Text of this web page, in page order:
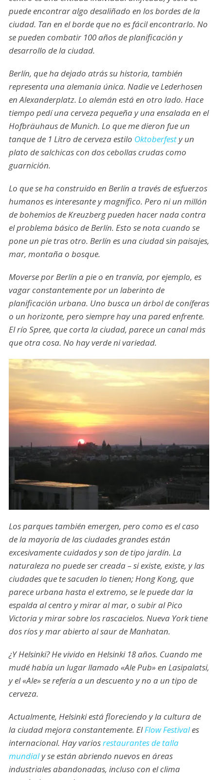
puede encontrar algo desaliñado en los bordes de la
ciudad. Tan en el borde que no es fácil encontrarlo. No
se pueden combatir 100 años de planificación y
desarrollo de la ciudad.
Berlín, que ha dejado atrás su historia, también
representa una alemania única. Nadie ve Lederhosen
en Alexanderplatz. Lo alemán está en otro lado. Hace
tiempo pedí una cerveza pequeña y una ensalada en el
Hofbräuhaus de Munich. Lo que me dieron fue un
tanque de 1 Litro de cerveza estilo Oktoberfesty un
plato de salchicas con dos cebollas crudas como
guarnición.
Lo que se ha construido en Berlín a través de esfuerzos
humanos es interesante y magnífico. Pero ni un millón
de bohemios de Kreuzberg pueden hacer nada contra
el problema básico de Berlín. Esto se nota cuando se
pone un pie tras otro. Berlín es una ciudad sin paisajes,
mar, montaña o bosque.
Moverse por Berlín a pie o en tranvía, por ejemplo, es
vagar constantemente por un laberinto de
planificación urbana. Uno busca un árbol de coníferas
o un horizonte, pero siempre hay una pared enfrente.
El río Spree, que corta la ciudad, parece un canal más
que otra cosa. No hay verde ni variedad.
Los parques también emergen, pero como es el caso
de la mayoría de las ciudades grandes están
excesivamente cuidados y son de tipo jardín. La
naturaleza no puede ser creada – si existe, existe, y las
ciudades que te sacuden lo tienen; Hong Kong, que
parece urbana hasta el extremo, se le puede dar la
espalda al centro y mirar al mar, o subir al Pico
Victoria y mirar sobre los rascacielos. Nueva York tiene
dos ríos y mar abierto al saur de Manhatan.
¿Y Helsinki? He vivido en Helsinki 18 años. Cuando me
mudé había un lugar llamado «Ale Pub» en Lasipalatsi,
y el «Ale» se refería a un descuento y no a un tipo de
cerveza.
Actualmente, Helsinki está floreciendo y la cultura de
la ciudad mejora constantemente. ElFlow Festivales
internacional. Hay variosrestaurantes de talla
mundialy se están abriendo nuevos en áreas
industriales abandonadas, incluso con el clima